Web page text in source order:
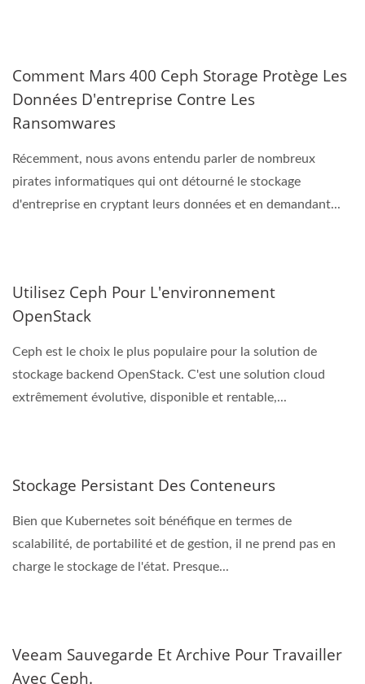
Comment Mars 400 Ceph Storage Protège Les
Données D'entreprise Contre Les
Ransomwares
Récemment, nous avons entendu parler de nombreux
pirates informatiques qui ont détourné le stockage
d'entreprise en cryptant leurs données et en demandant...
Utilisez Ceph Pour L'environnement
OpenStack
Ceph est le choix le plus populaire pour la solution de
stockage backend OpenStack. C'est une solution cloud
extrêmement évolutive, disponible et rentable,...
Stockage Persistant Des Conteneurs
Bien que Kubernetes soit bénéfique en termes de
scalabilité, de portabilité et de gestion, il ne prend pas en
charge le stockage de l'état. Presque...
Veeam Sauvegarde Et Archive Pour Travailler
Avec Ceph.